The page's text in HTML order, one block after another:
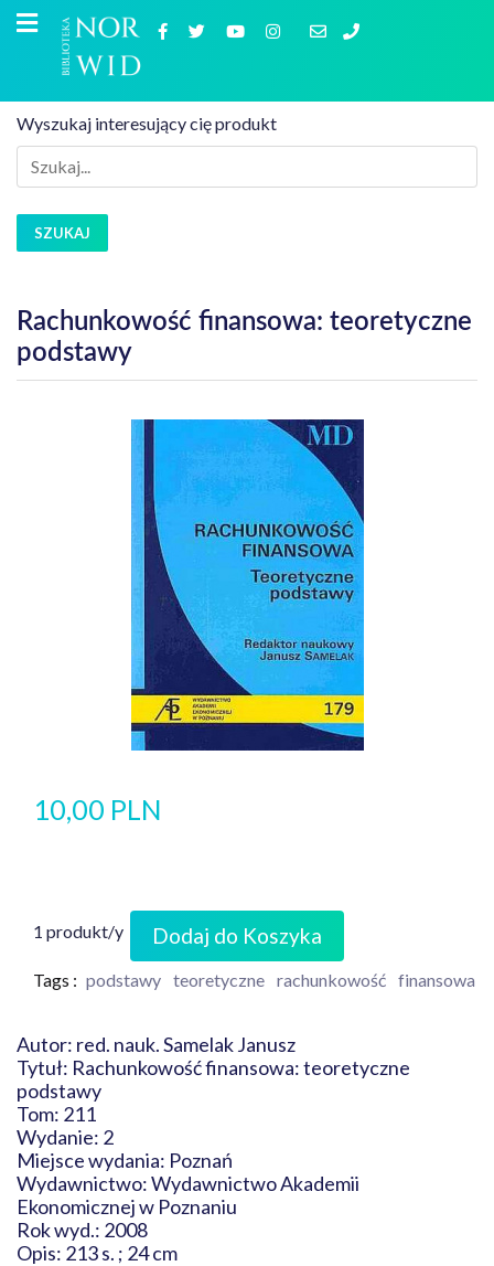
Wyszukaj interesujący cię produkt
SZUKAJ
Rachunkowość finansowa: teoretyczne
podstawy
10,00 PLN
1 produkt/y Dodaj do Koszyka
Tags : podstawy teoretyczne rachunkowość finansowa
Autor: red. nauk. Samelak Janusz
Tytuł: Rachunkowość finansowa: teoretyczne
podstawy
Tom: 211
Wydanie: 2
Miejsce wydania: Poznań
Wydawnictwo: Wydawnictwo Akademii
Ekonomicznej w Poznaniu
Rok wyd.: 2008
Opis: 213 s. ; 24 cm